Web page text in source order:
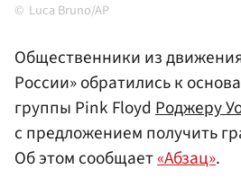
Luca Bruno/AP
Общественники из
России» обратились к
группы Pink Floyd Роджеру
с предложением получить
Об этом сообщает«Абзац».